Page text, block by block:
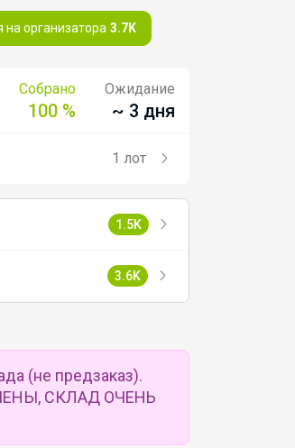
на организатора 3.7K
Собрано
100 %
Ожидание
~ 3 дня
1 лот
1.5K
3.6K
(не предзаказ).
СКЛАД ОЧЕНЬ